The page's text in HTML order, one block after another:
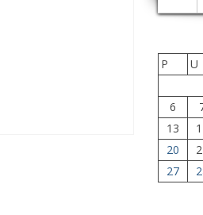
P
U
6
13
20
27